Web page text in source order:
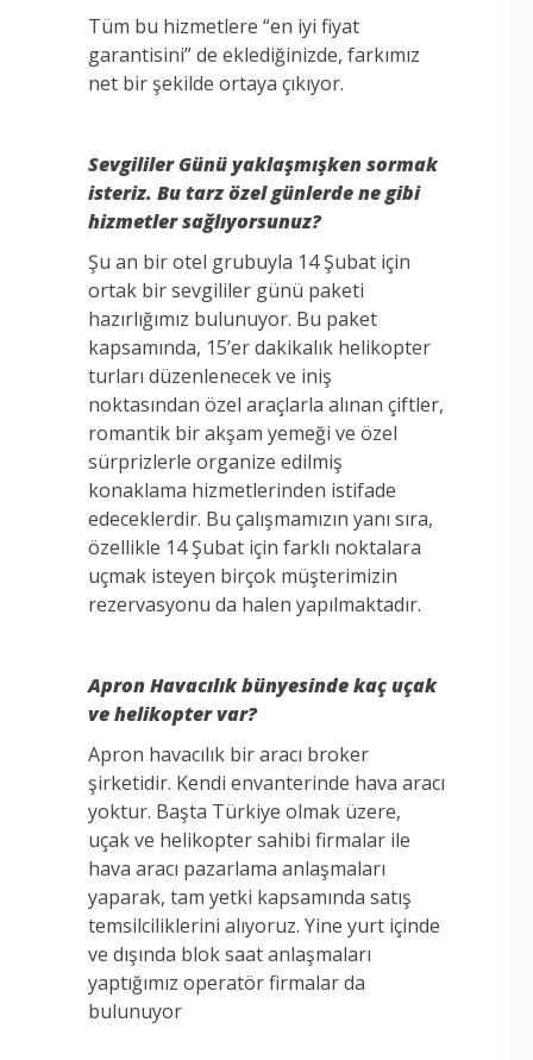
Tüm bu hizmetlere “en iyi fiyat
garantisini” de eklediğinizde, farkımız
net bir şekilde ortaya çıkıyor.
Sevgililer Günü yaklaşmışken sormak
isteriz. Bu tarz özel günlerde ne gibi
hizmetler sağlıyorsunuz?
Şu an bir otel grubuyla 14 Şubat için
ortak bir sevgililer günü paketi
hazırlığımız bulunuyor. Bu paket
kapsamında, 15’er dakikalık helikopter
turları düzenlenecek ve iniş
noktasından özel araçlarla alınan çiftler,
romantik bir akşam yemeği ve özel
sürprizlerle organize edilmiş
konaklama hizmetlerinden istifade
edeceklerdir. Bu çalışmamızın yanı sıra,
özellikle 14 Şubat için farklı noktalara
uçmak isteyen birçok müşterimizin
rezervasyonu da halen yapılmaktadır.
Apron Havacılık bünyesinde kaç uçak
ve helikopter var?
Apron havacılık bir aracı broker
şirketidir. Kendi envanterinde hava aracı
yoktur. Başta Türkiye olmak üzere,
uçak ve helikopter sahibi firmalar ile
hava aracı pazarlama anlaşmaları
yaparak, tam yetki kapsamında satış
temsilciliklerini alıyoruz. Yine yurt içinde
ve dışında blok saat anlaşmaları
yaptığımız operatör firmalar da
bulunuyor